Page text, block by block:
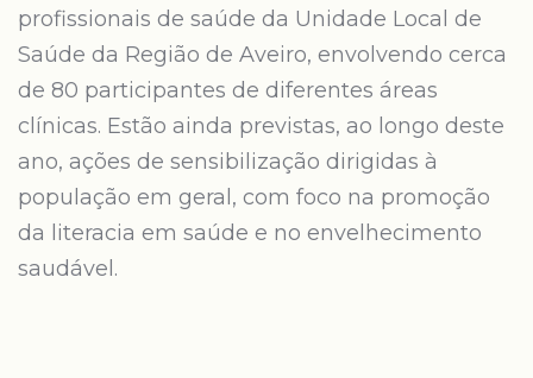
profissionais de saúde da Unidade Local de
Saúde da Região de Aveiro, envolvendo cerca
de 80 participantes de diferentes áreas
clínicas. Estão ainda previstas, ao longo deste
ano, ações de sensibilização dirigidas à
população em geral, com foco na promoção
da literacia em saúde e no envelhecimento
saudável.